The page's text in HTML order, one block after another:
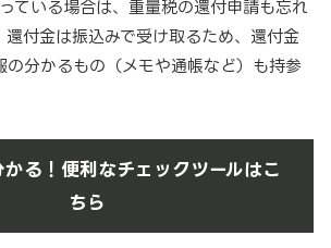
ている場合は、重量税の還付申請も忘れ
還付金は振込みで受け取るため、還付金
の分かるもの（メモや通帳など）も持参
る！便利なチェックツールはこ
ちら